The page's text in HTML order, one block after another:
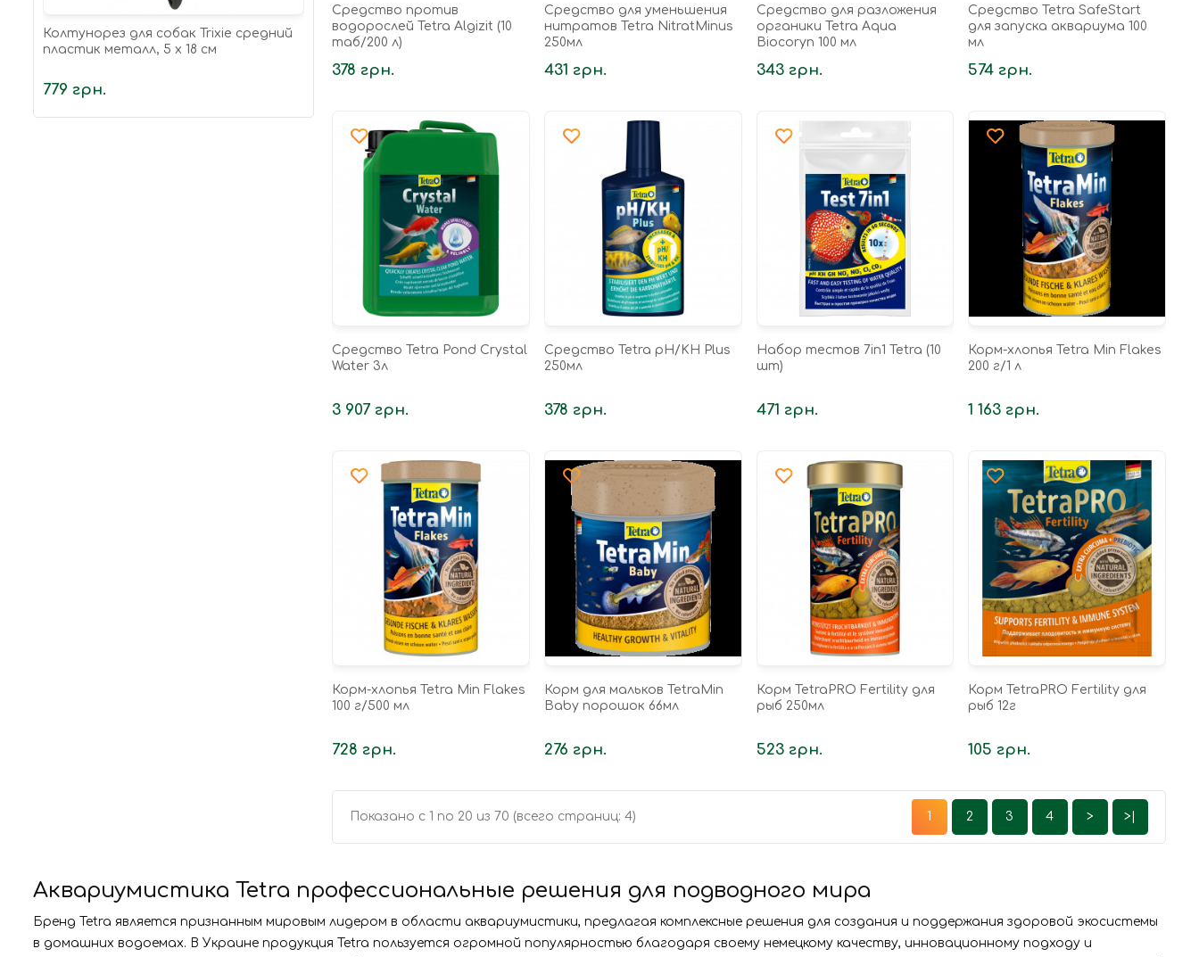
Колтунорез для собак Trixie средний
пластик металл, 5 х 18 см
779 грн.
Средство против
водорослей Tetra Algizit (10
таб/200 л)
378 грн.
Средство для уменьшения
нитратов Tetra NitratMinus
250мл
431 грн.
Средство для разложения
органики Tetra Aqua
Biocoryn 100 мл
343 грн.
Средство Tetra SafeStart
для запуска аквариума 100
мл
574 грн.
Средство Tetra Pond Crystal
Water 3л
3 907 грн.
Средство Tetra pH/KH Plus
250мл
378 грн.
Набор тестов 7in1 Tetra (10
шт)
471 грн.
Корм-хлопья Tetra Min Flakes
200 г/1 л
1 163 грн.
Корм-хлопья Tetra Min Flakes
100 г/500 мл
728 грн.
Корм для мальков TetraMin
Baby порошок 66мл
276 грн.
Корм TetraPRO Fertility для
рыб 250мл
523 грн.
Корм TetraPRO Fertility для
рыб 12г
105 грн.
Показано с 1 по 20 из 70 (всего страниц: 4) 1 2 3 4 > >|
Аквариумистика Tetra профессиональные решения для подводного мира
Бренд Tetra является признанным мировым лидером в области аквариумистики, предлагая комплексные решения для создания и поддержания здоровой экосистемы
в домашних водоемах. В Украине продукция Tetra пользуется огромной популярностью благодаря своему немецкому качеству, инновационному подходу и